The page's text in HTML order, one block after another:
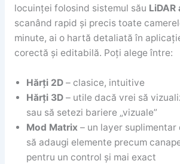
locuinței folosind sistemul său
scanând rapid și precis toate
minute, ai o hartă detaliată în
corectă și editabilă. Poți alege între:
Hărți 2D– clasice, intuitive
Hărți 3D– utile dacă vrei să
sau să setezi bariere „vizuale”
Mod Matrix– un layer suplimentar
să adaugi elemente precum
pentru un control și mai exact